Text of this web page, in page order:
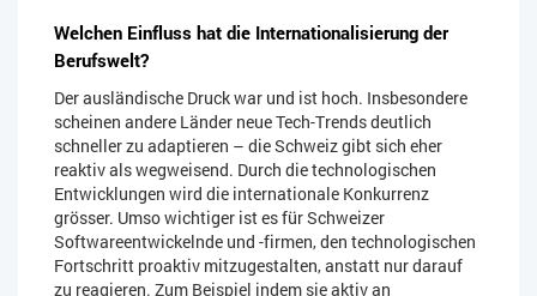
Welchen Einfluss hat die Internationalisierung der
Berufswelt?
Der ausländische Druck war und ist hoch. Insbesondere
scheinen andere Länder neue Tech-Trends deutlich
schneller zu adaptieren – die Schweiz gibt sich eher
reaktiv als wegweisend. Durch die technologischen
Entwicklungen wird die internationale Konkurrenz
grösser. Umso wichtiger ist es für Schweizer
Softwareentwickelnde und -firmen, den technologischen
Fortschritt proaktiv mitzugestalten, anstatt nur darauf
zu reagieren. Zum Beispiel indem sie aktiv an